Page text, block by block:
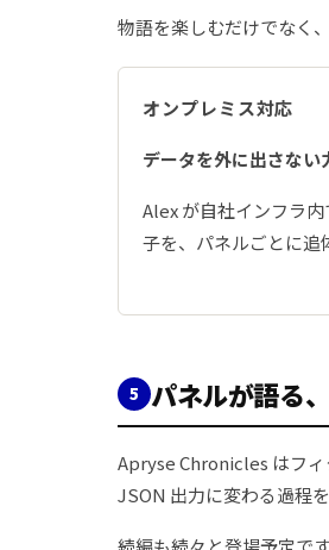
物語を楽しむだけでなく
オンプレミス対応
データを外に出さない
Alex が自社インフラ
子を、パネルごとに追
5 パネルが語る
Apryse Chronicles はフ
JSON 出力に変わる過程